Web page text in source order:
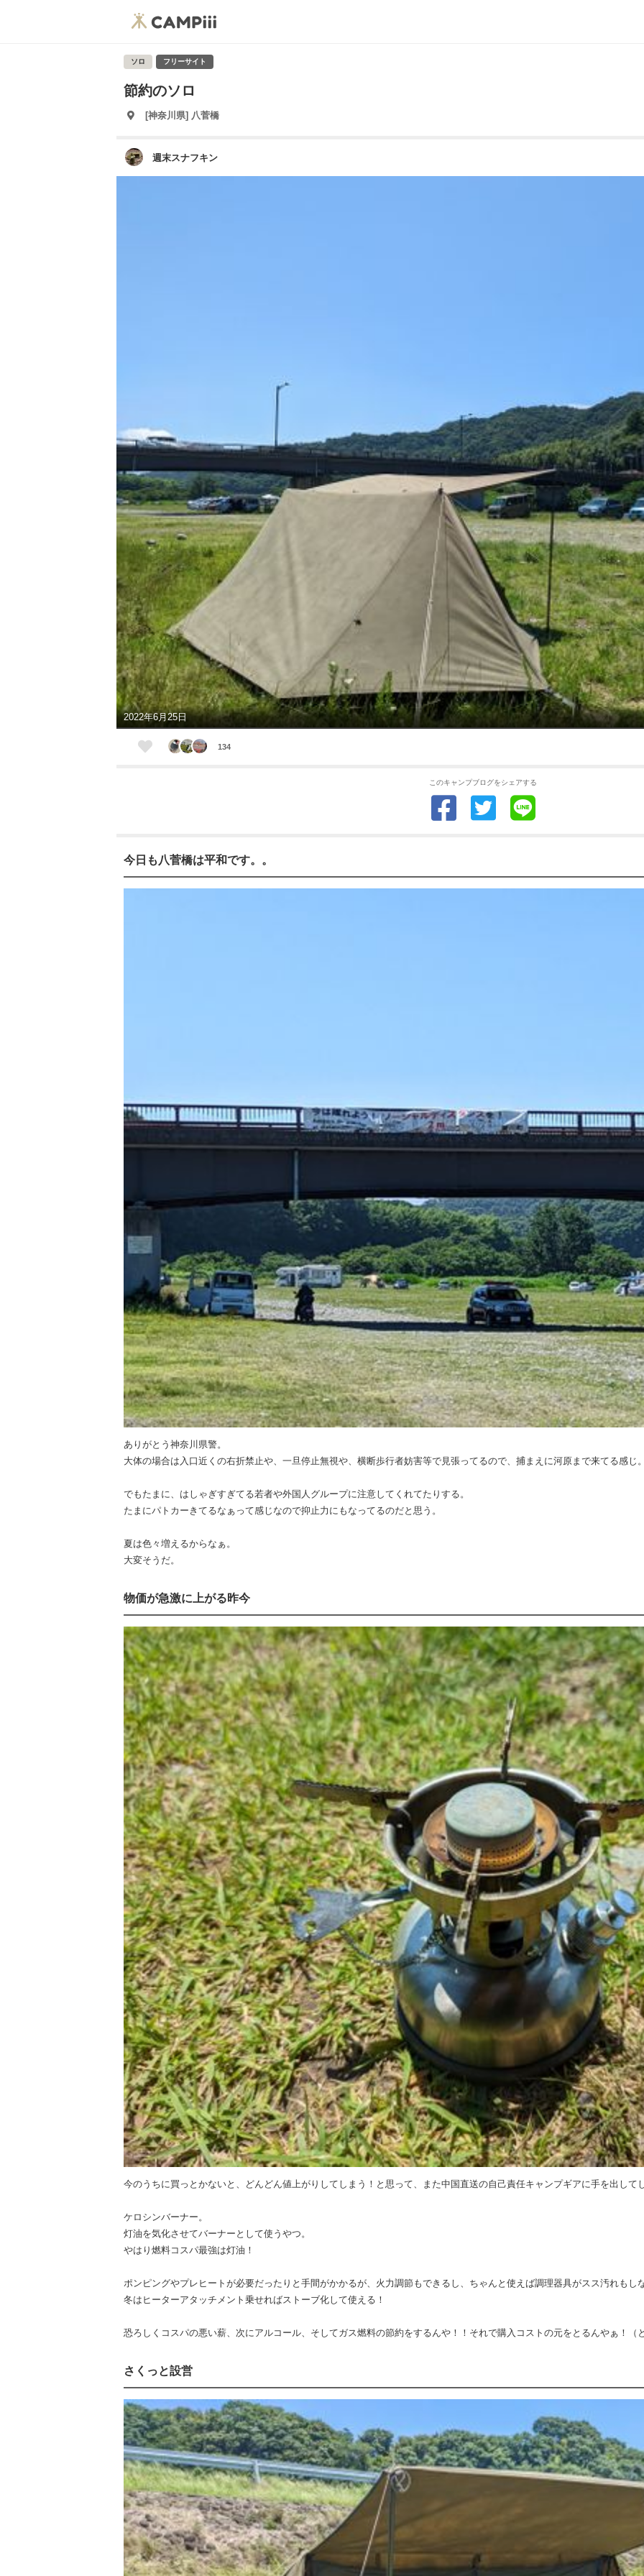
ソロ フリーサイト
節約のソロ
[神奈川県] 八菅橋
週末スナフキン
2022年6月25日
134
このキャンプブログをシェアする
今日も八菅橋は平和です。。
ありがとう神奈川県警。
大体の場合は入口近くの右折禁止や、一旦停止無視や、横断歩行者妨害等で見張ってるので、捕まえに河原まで来てる感じ
でもたまに、はしゃぎすぎてる若者や外国人グループに注意してくれてたりする。
たまにパトカーきてるなぁって感じなので抑止力にもなってるのだと思う。
夏は色々増えるからなぁ。
大変そうだ。
物価が急激に上がる昨今
今のうちに買っとかないと、どんどん値上がりしてしまう！と思って、また中国直送の自己責任キャンプギアに手を出して
ケロシンバーナー。
灯油を気化させてバーナーとして使うやつ。
やはり燃料コスパ最強は灯油！
ポンピングやプレヒートが必要だったりと手間がかかるが、火力調節もできるし、ちゃんと使えば調理器具がスス汚れもし
冬はヒーターアタッチメント乗せればストーブ化して使える！
恐ろしくコスパの悪い薪、次にアルコール、そしてガス燃料の節約をするんや！！それで購入コストの元をとるんやぁ！（
さくっと設営